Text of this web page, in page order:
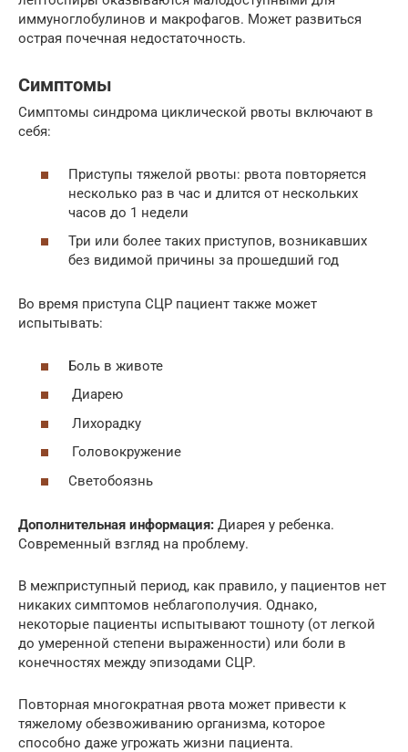
иммуноглобулинов и макрофагов. Может развиться
острая почечная недостаточность.
Симптомы
Симптомы синдрома циклической рвоты включают в
себя:
Приступы тяжелой рвоты: рвота повторяется
несколько раз в час и длится от нескольких
часов до 1 недели
Три или более таких приступов, возникавших
без видимой причины за прошедший год
Во время приступа СЦР пациент также может
испытывать:
Боль в животе
Диарею
Лихорадку
Головокружение
Светобоязнь
Дополнительная информация: Диарея у ребенка.
Современный взгляд на проблему.
В межприступный период, как правило, у пациентов нет
никаких симптомов неблагополучия. Однако,
некоторые пациенты испытывают тошноту (от легкой
до умеренной степени выраженности) или боли в
конечностях между эпизодами СЦР.
Повторная многократная рвота может привести к
тяжелому обезвоживанию организма, которое
способно даже угрожать жизни пациента.